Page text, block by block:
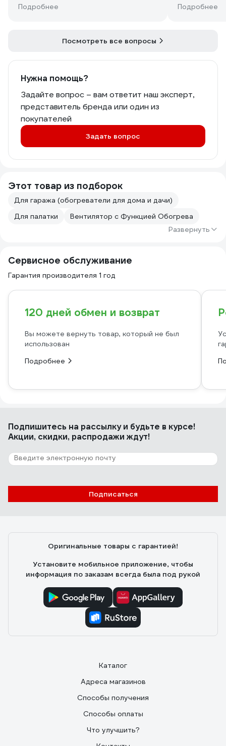
кабель с бОльшим сечением
Вывод: пушка из коробки не просто
требует допиливания.
стал, решил ее раскурочить и собрать
с нормальными комплектующими.
А пока тарахтит на 2 киловатта. Это
максимально возможный режим ее
работы без опасности возгорания))
Подробнее Подробнее
Посмотреть все вопросы
Нужна помощь?
Задайте вопрос – вам ответит наш эксперт,
представитель бренда или один из
покупателей
Задать вопрос
Этот товар из подборок
Для гаража (обогреватели для дома и дачи)
Для палатки
Вентилятор с Функцией Обогрева
Развернуть
Сервисное обслуживание
Гарантия производителя 1 год
120 дней обмен и возврат
Вы можете вернуть товар, который не был
использован
Подробнее
Подпишитесь на рассылкуи будьте в курсе!
Акции, скидки, распродажи ждут!
Подписаться
Оригинальные товары с гарантией!
Установите мобильное приложение, чтобы
информация по заказам всегда была под рукой
Каталог
Адреса магазинов
Способы получения
Способы оплаты
Что улучшить?